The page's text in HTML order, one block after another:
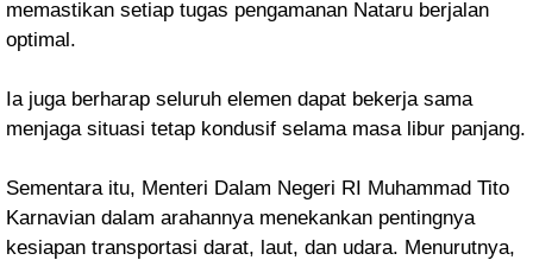
memastikan setiap tugas pengamanan Nataru berjalan
optimal.
Ia juga berharap seluruh elemen dapat bekerja sama
menjaga situasi tetap kondusif selama masa libur panjang.
Sementara itu, Menteri Dalam Negeri RI Muhammad Tito
Karnavian dalam arahannya menekankan pentingnya
kesiapan transportasi darat, laut, dan udara. Menurutnya,